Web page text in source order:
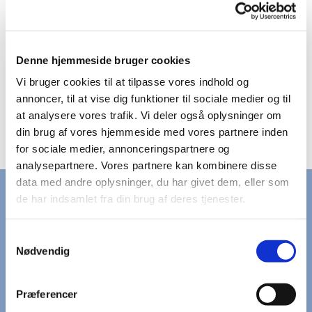
Denne hjemmeside bruger cookies
Vi bruger cookies til at tilpasse vores indhold og
annoncer, til at vise dig funktioner til sociale medier og til
at analysere vores trafik. Vi deler også oplysninger om
din brug af vores hjemmeside med vores partnere inden
for sociale medier, annonceringspartnere og
analysepartnere. Vores partnere kan kombinere disse
data med andre oplysninger, du har givet dem, eller som
de har indsamlet fra din brug af deres tjenester.
Nødvendig
Præferencer
KONTAKT